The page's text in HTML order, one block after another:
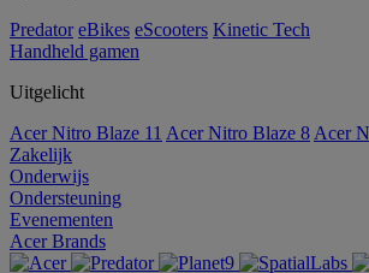
Predator eBikes eScooters Kinetic Tech
Handheld gamen
Uitgelicht
Acer Nitro Blaze 11 Acer Nitro Blaze 8 Acer
Zakelijk
Onderwijs
Ondersteuning
Evenementen
Acer Brands